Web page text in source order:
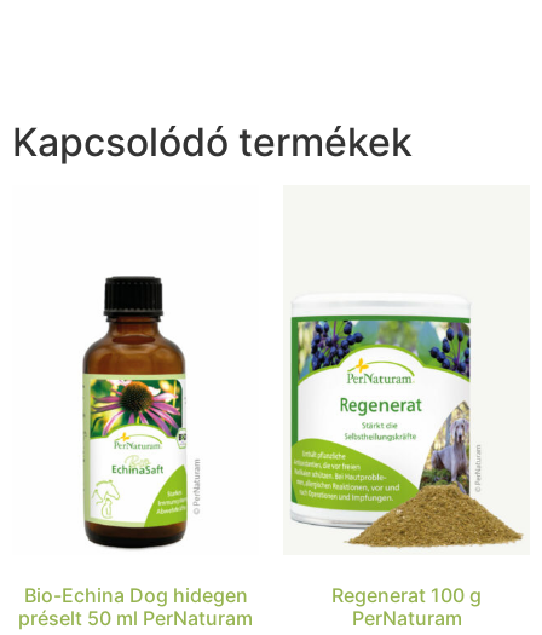
Kapcsolódó termékek
Bio-Echina Dog hidegen
préselt 50 ml PerNaturam
Regenerat 100 g
PerNaturam